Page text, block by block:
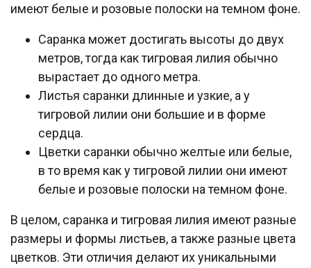
имеют белые и розовые полоски на темном фоне.
Саранка может достигать высоты до двух
метров, тогда как тигровая лилия обычно
вырастает до одного метра.
Листья саранки длинные и узкие, а у
тигровой лилии они большие и в форме
сердца.
Цветки саранки обычно желтые или белые,
в то время как у тигровой лилии они имеют
белые и розовые полоски на темном фоне.
В целом, саранка и тигровая лилия имеют разные
размеры и формы листьев, а также разные цвета
цветков. Эти отличия делают их уникальными